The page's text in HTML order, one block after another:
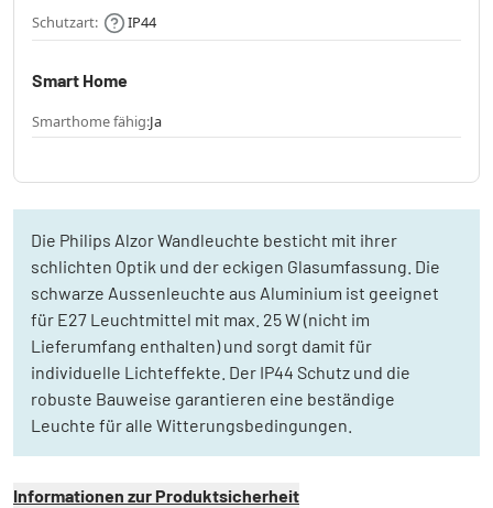
Schutzart: IP44
Smart Home
Smarthome fähig:Ja
Die Philips Alzor Wandleuchte besticht mit ihrer
schlichten Optik und der eckigen Glasumfassung. Die
schwarze Aussenleuchte aus Aluminium ist geeignet
für E27 Leuchtmittel mit max. 25 W (nicht im
Lieferumfang enthalten) und sorgt damit für
individuelle Lichteffekte. Der IP44 Schutz und die
robuste Bauweise garantieren eine beständige
Leuchte für alle Witterungsbedingungen.
Informationen zur Produktsicherheit